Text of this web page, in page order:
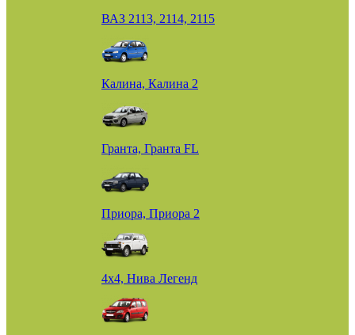
ВАЗ 2113, 2114, 2115
Калина, Калина 2
Гранта, Гранта FL
Приора, Приора 2
4х4, Нива Легенд